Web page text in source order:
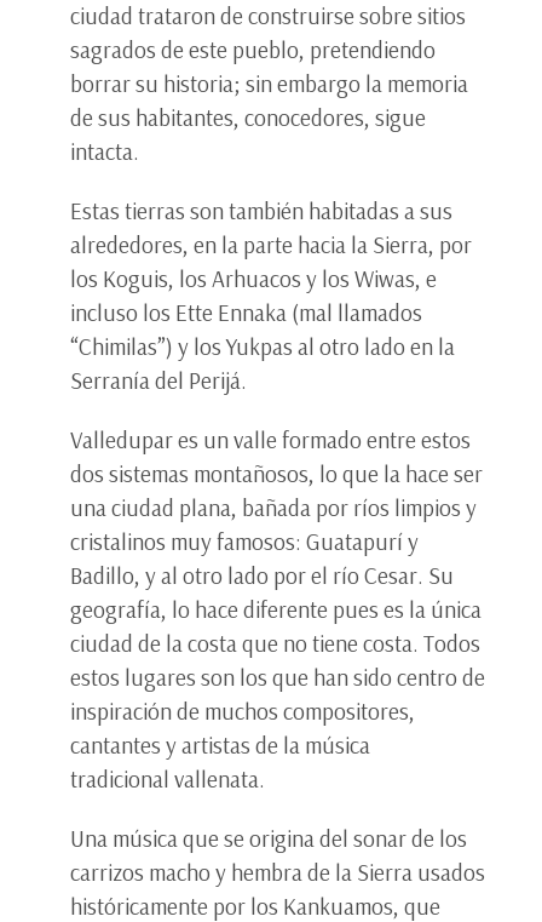
ciudad trataron de construirse sobre sitios
sagrados de este pueblo, pretendiendo
borrar su historia; sin embargo la memoria
de sus habitantes, conocedores, sigue
intacta.
Estas tierras son también habitadas a sus
alrededores, en la parte hacia la Sierra, por
los Koguis, los Arhuacos y los Wiwas, e
incluso los Ette Ennaka (mal llamados
“Chimilas”) y los Yukpas al otro lado en la
Serranía del Perijá.
Valledupar es un valle formado entre estos
dos sistemas montañosos, lo que la hace ser
una ciudad plana, bañada por ríos limpios y
cristalinos muy famosos: Guatapurí y
Badillo, y al otro lado por el río Cesar. Su
geografía, lo hace diferente pues es la única
ciudad de la costa que no tiene costa. Todos
estos lugares son los que han sido centro de
inspiración de muchos compositores,
cantantes y artistas de la música
tradicional vallenata.
Una música que se origina del sonar de los
carrizos macho y hembra de la Sierra usados
históricamente por los Kankuamos, que